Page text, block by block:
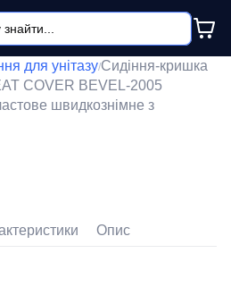
для унітазу/Сидіння-кришка
COVER BEVEL-2005
швидкознімне з
Опис